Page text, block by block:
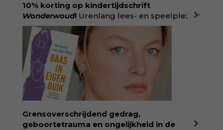
kiind.nl/rolinde
10% korting op kindertijdschrift
Wonderwoud! Urenlang lees- en speelplezier
voor dromers, doeners en denkers.
Wonderwoud is het ambachtelijk gemaakte
antwoord op alle snelle gooimaarweg-
boekjes en hapsnap-filmpjes. Het mooiste
kindertijdschrift van Nederland; met liefde en
kunde voor taal, beeld en tekeningen die
spat van elke pagina. Dat vóel je. Dat voelt je
kind. Abonneer via
wonderwoud.nl/abonneren**
korting met code:
KIIND10
Grensoverschrijdend gedrag,
geboortetrauma en ongelijkheid in de